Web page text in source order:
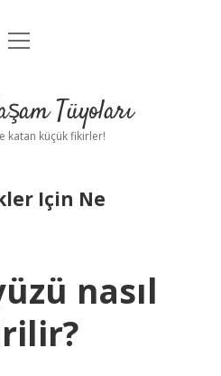
Uyarı
menüyü
Tüyoları
katan küçük fikirler!
Için Ne
nasıl